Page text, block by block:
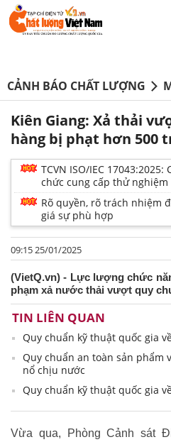
CẢNH BÁO CHẤT LƯỢNG
Kiên Giang: Xả thải
hàng bị phạt hơn 500
TCVN ISO/IEC
chức cung cấp thử
Rõ quyền, rõ trách nhiệm
giá sự phù hợp
09:15 25/01/2025
(VietQ.vn) - Lực lượng chức
phạm xả nước thải vượt quy
TIN LIÊN QUAN
Quy chuẩn kỹ thuật quốc gia
Quy chuẩn an toàn sản phẩm
nổ chịu nước
Quy chuẩn kỹ thuật quốc gia
Vừa qua, Phòng Cảnh sát